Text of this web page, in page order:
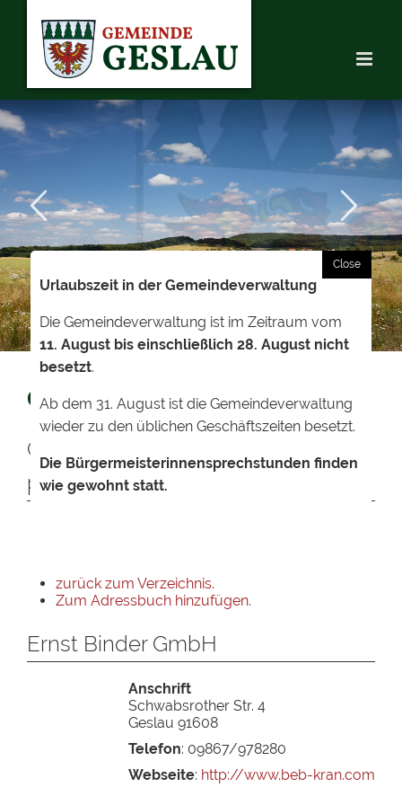
content
HERZLICH
WILLKOMMEN
GEWERBEVERZEICHNIS
Ortsansässige Unternehmen
präsentieren sich
zurück zum Verzeichnis.
Zum Adressbuch hinzufügen.
Ernst Binder GmbH
Anschrift
Schwabsrother Str. 4
Geslau 91608
Telefon: 09867/978280
Webseite: http://www.beb-kran.com
Urlaubszeit in der Gemeindeverwaltung
Die Gemeindeverwaltung ist im Zeitraum vom
11. August bis einschließlich 28. August nicht
besetzt.
Ab dem 31. August ist die Gemeindeverwaltung
wieder zu den üblichen Geschäftszeiten besetzt.
Die Bürgermeisterinnensprechstunden finden
wie gewohnt statt.